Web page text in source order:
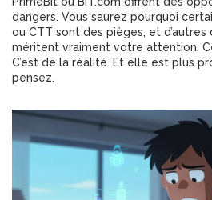
dangers. Vous saurez pourquoi
ou CTT sont des pièges, et d’autres
méritent vraiment votre attention.
C’est de la réalité. Et elle est plus
pensez.